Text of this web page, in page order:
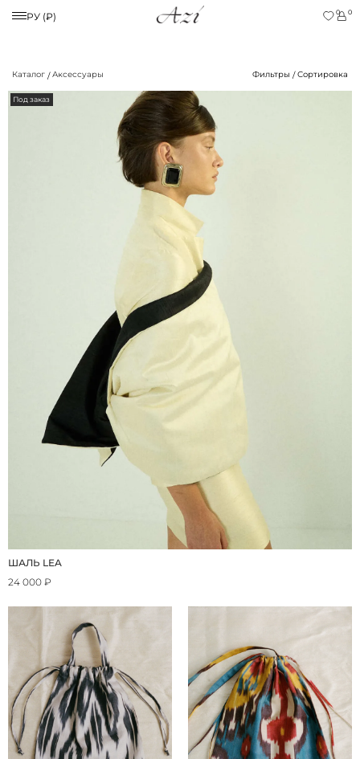
РУ (₽) 0 0
Каталог Аксессуары Фильтры Сортировка
Под заказ
ШАЛЬ LEA
24 000 ₽